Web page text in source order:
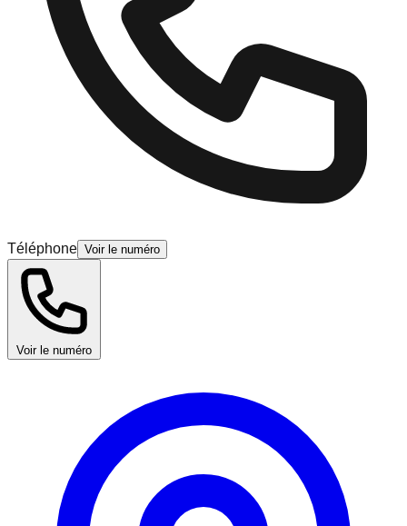
Téléphone Voir le numéro
Voir le numéro